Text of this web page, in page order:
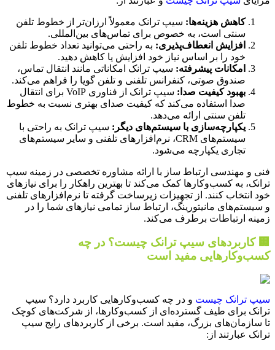
کاهش هزینه‌ها: سیپ ترانک معمولاً ارزان‌تر از خطوط تلفن
سنتی است، به خصوص برای تماس‌های بین‌المللی.
افزایش انعطاف‌پذیری: به راحتی می‌توانید تعداد خطوط تلفن
خود را بر اساس نیاز خود افزایش یا کاهش دهید.
امکانات پیشرفته: سیپ ترانک امکاناتی مانند انتقال تماس،
صندوق صوتی، کنفرانس تلفنی و تلفن گویا را فراهم می‌کند.
بهبود کیفیت صدا:
سیپ ترانک از فناوری VoIP برای انتقال
صدا استفاده می‌کند که کیفیت صدای بهتری نسبت به خطوط
تلفن سنتی ارائه می‌دهد.
یکپارچه‌سازی با سیستم‌های دیگر: سیپ ترانک به راحتی با
سیستم‌های CRM، نرم‌افزارهای تلفنی و سایر سیستم‌های
تجاری یکپارچه می‌شود.
فنی و مهندسی ارتباط ساز با ارائه مشاوره تخصصی در زمینه سیپ
ترانک، به کسب‌وکارها کمک می‌کند تا بهترین راهکار را برای نیازهای
خود انتخاب کنند. از تجهیزات زیرساخت گرفته تا نرم‌افزارهای تلفنی
و سیستم‌های مانیتورینگ، ارتباط ساز تمامی نیازهای شما را در
زمینه ارتباطات برطرف می‌کند.
🏢 کاربردهای سیپ ترانک چیست؟ در چه
کسب‌وکارهایی مفید است
سیپ ترانک چیست و در چه کسب‌وکارهایی کاربرد دارد؟ سیپ
ترانک برای طیف گسترده‌ای از کسب‌وکارها، از شرکت‌های کوچک
تا سازمان‌های بزرگ، مفید است. برخی از کاربردهای رایج سیپ
ترانک عبارتند از: